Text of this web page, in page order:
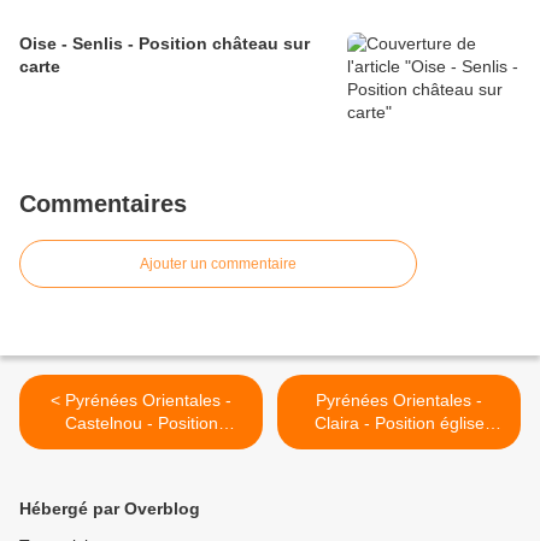
Oise - Senlis - Position château sur
carte
Commentaires
Ajouter un commentaire
< Pyrénées Orientales -
Castelnou - Position
château sur carte
Pyrénées Orientales -
Claira - Position église
fortifiée sur carte >
Hébergé par Overblog